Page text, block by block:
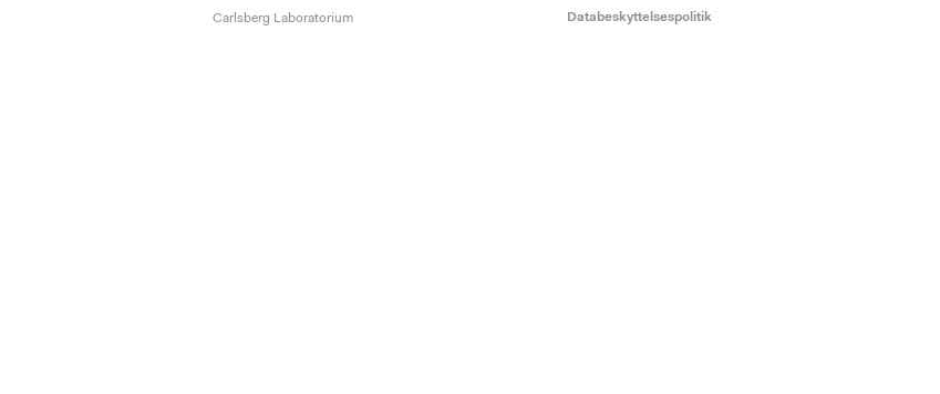
Carlsberg Laboratorium Databeskyttelsespolitik